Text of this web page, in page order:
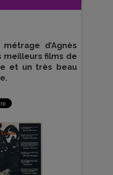
d’Agnès
meilleurs films de
et un très beau